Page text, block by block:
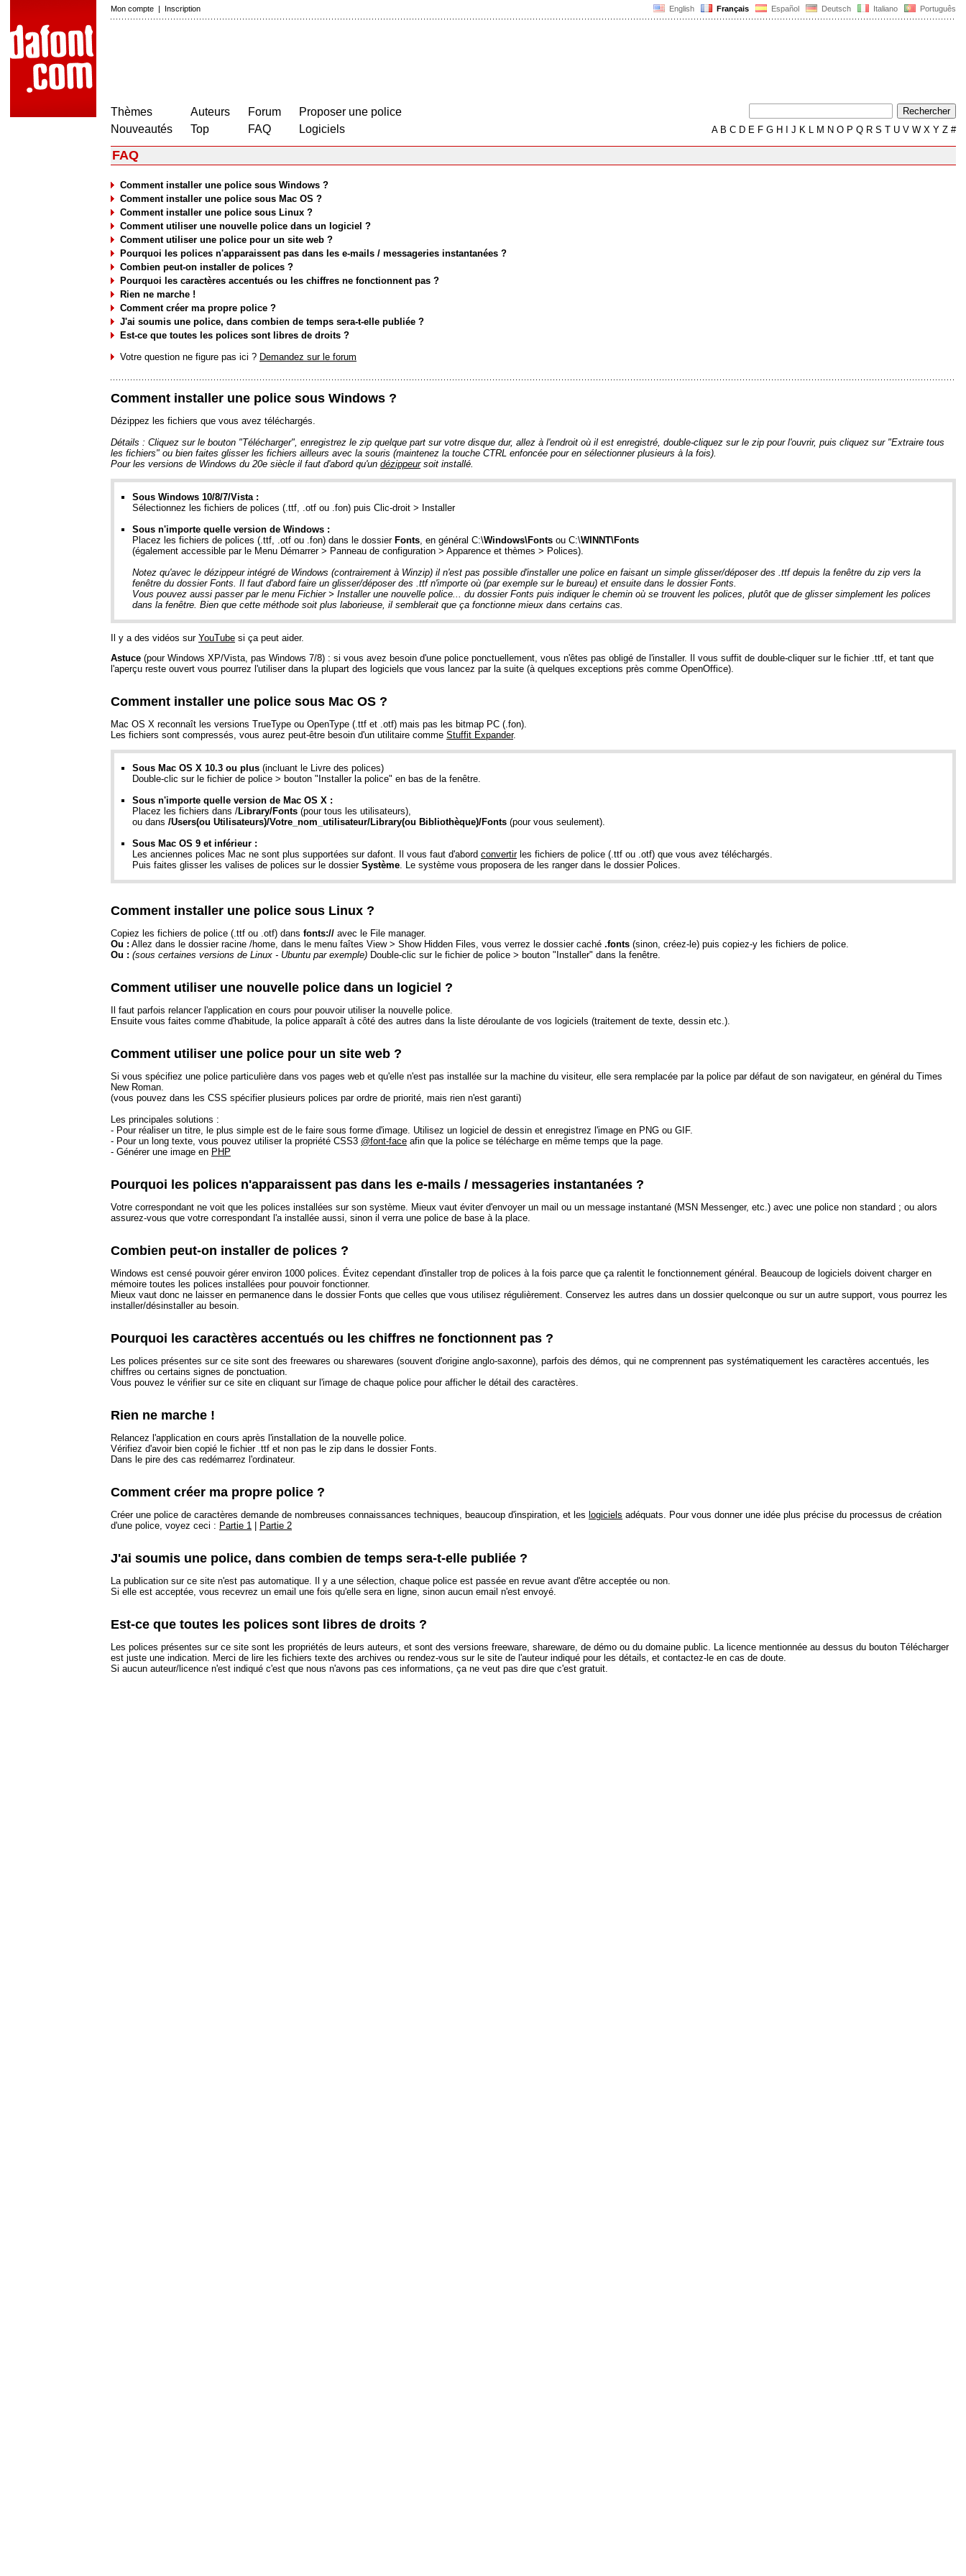
English Français Español Deutsch Italiano Português
Mon compte | Inscription
Thèmes
Nouveautés
Auteurs
Top
Forum
FAQ
Proposer une police
Logiciels
AB C D E F G H J K L M N O P Q R S T U V W X Y Z #
FAQ
Comment installer une police sous Windows ?
Comment installer une police sous Mac OS ?
Comment installer une police sous Linux ?
Comment utiliser une nouvelle police dans un logiciel ?
Comment utiliser une police pour un site web ?
Pourquoi les polices n'apparaissent pas dans les e-mails / messageries instantanées ?
Combien peut-on installer de polices ?
Pourquoi les caractères accentués ou les chiffres ne fonctionnent pas ?
Rien ne marche !
Comment créer ma propre police ?
J'ai soumis une police, dans combien de temps sera-t-elle publiée ?
Est-ce que toutes les polices sont libres de droits ?
Votre question ne figure pas ici ? Demandez sur le forum
Comment installer une police sous Windows ?
Dézippez les fichiers que vous avez téléchargés.
Détails : Cliquez sur le bouton "Télécharger", enregistrez le zip quelque part sur votre disque dur, allez à l'endroit où il est enregistré, double-cliquez sur le zip pour l'ouvrir, puis cliquez sur "Extraire tous
les fichiers" ou bien faites glisser les fichiers ailleurs avec la souris (maintenez la touche CTRL enfoncée pour en sélectionner plusieurs à la fois).
Pour les versions de Windows du 20e siècle il faut d'abord qu'un dézippeursoit installé.
Sous Windows 10/8/7/Vista :
Sélectionnez les fichiers de polices (.ttf, .otf ou .fon) puis Clic-droit > Installer
Sous n'importe quelle version de Windows :
Placez les fichiers de polices (.ttf, .otf ou .fon) dans le dossier Fonts, en général C:\Windows\Fonts ou C:\WINNT\Fonts
(également accessible par le Menu Démarrer > Panneau de configuration > Apparence et thèmes > Polices).
Notez qu'avec le dézippeur intégré de Windows (contrairement à Winzip) il n'est pas possible d'installer une police en faisant un simple glisser/déposer des .ttf depuis la fenêtre du zip vers la
fenêtre du dossier Fonts. Il faut d'abord faire un glisser/déposer des .ttf n'importe où (par exemple sur le bureau) et ensuite dans le dossier Fonts.
Vous pouvez aussi passer par le menu Fichier > Installer une nouvelle police... du dossier Fonts puis indiquer le chemin où se trouvent les polices, plutôt que de glisser simplement les polices
dans la fenêtre. Bien que cette méthode soit plus laborieuse, il semblerait que ça fonctionne mieux dans certains cas.
Il y a des vidéos sur YouTube si ça peut aider.
Astuce (pour Windows XP/Vista, pas Windows 7/8) : si vous avez besoin d'une police ponctuellement, vous n'êtes pas obligé de l'installer. Il vous suffit de double-cliquer sur le fichier .ttf, et tant que
l'aperçu reste ouvert vous pourrez l'utiliser dans la plupart des logiciels que vous lancez par la suite (à quelques exceptions près comme OpenOffice).
Comment installer une police sous Mac OS ?
Mac OS X reconnaît les versions TrueType ou OpenType (.ttf et .otf) mais pas les bitmap PC (.fon).
Les fichiers sont compressés, vous aurez peut-être besoin d'un utilitaire comme Stuffit Expander.
Sous Mac OS X 10.3 ou plus (incluant le Livre des polices)
Double-clic sur le fichier de police > bouton "Installer la police" en bas de la fenêtre.
Sous n'importe quelle version de Mac OS X :
Placez les fichiers dans /Library/Fonts (pour tous les utilisateurs),
ou dans /Users(ou Utilisateurs)/Votre_nom_utilisateur/Library(ou Bibliothèque)/Fonts (pour vous seulement).
Sous Mac OS 9 et inférieur :
Les anciennes polices Mac ne sont plus supportées sur dafont. Il vous faut d'abord convertirles fichiers de police (.ttf ou .otf) que vous avez téléchargés.
Puis faites glisser les valises de polices sur le dossier Système. Le système vous proposera de les ranger dans le dossier Polices.
Comment installer une police sous Linux ?
Copiez les fichiers de police (.ttf ou .otf) dans fonts:// avec le File manager.
Ou : Allez dans le dossier racine /home, dans le menu faîtes View > Show Hidden Files, vous verrez le dossier caché .fonts (sinon, créez-le) puis copiez-y les fichiers de police.
Ou : (sous certaines versions de Linux - Ubuntu par exemple) Double-clic sur le fichier de police > bouton "Installer" dans la fenêtre.
Comment utiliser une nouvelle police dans un logiciel ?
Il faut parfois relancer l'application en cours pour pouvoir utiliser la nouvelle police.
Ensuite vous faites comme d'habitude, la police apparaît à côté des autres dans la liste déroulante de vos logiciels (traitement de texte, dessin etc.).
Comment utiliser une police pour un site web ?
Si vous spécifiez une police particulière dans vos pages web et qu'elle n'est pas installée sur la machine du visiteur, elle sera remplacée par la police par défaut de son navigateur, en général du Times
New Roman.
(vous pouvez dans les CSS spécifier plusieurs polices par ordre de priorité, mais rien n'est garanti)
Les principales solutions :
- Pour réaliser un titre, le plus simple est de le faire sous forme d'image. Utilisez un logiciel de dessin et enregistrez l'image en PNG ou GIF.
- Pour un long texte, vous pouvez utiliser la propriété CSS3 @font-face afin que la police se télécharge en même temps que la page.
- Générer une image en PHP
Pourquoi les polices n'apparaissent pas dans les e-mails / messageries instantanées ?
Votre correspondant ne voit que les polices installées sur son système. Mieux vaut éviter d'envoyer un mail ou un message instantané (MSN Messenger, etc.) avec une police non standard ; ou alors
assurez-vous que votre correspondant l'a installée aussi, sinon il verra une police de base à la place.
Combien peut-on installer de polices ?
Windows est censé pouvoir gérer environ 1000 polices. Évitez cependant d'installer trop de polices à la fois parce que ça ralentit le fonctionnement général. Beaucoup de logiciels doivent charger en
mémoire toutes les polices installées pour pouvoir fonctionner.
Mieux vaut donc ne laisser en permanence dans le dossier Fonts que celles que vous utilisez régulièrement. Conservez les autres dans un dossier quelconque ou sur un autre support, vous pourrez les
installer/désinstaller au besoin.
Pourquoi les caractères accentués ou les chiffres ne fonctionnent pas ?
Les polices présentes sur ce site sont des freewares ou sharewares (souvent d'origine anglo-saxonne), parfois des démos, qui ne comprennent pas systématiquement les caractères accentués, les
chiffres ou certains signes de ponctuation.
Vous pouvez le vérifier sur ce site en cliquant sur l'image de chaque police pour afficher le détail des caractères.
Rien ne marche !
Relancez l'application en cours après l'installation de la nouvelle police.
Vérifiez d'avoir bien copié le fichier .ttf et non pas le zip dans le dossier Fonts.
Dans le pire des cas redémarrez l'ordinateur.
Comment créer ma propre police ?
Créer une police de caractères demande de nombreuses connaissances techniques, beaucoup d'inspiration, et les logiciels adéquats. Pour vous donner une idée plus précise du processus de création
d'une police, voyez ceci : Partie 1 Partie 2
J'ai soumis une police, dans combien de temps sera-t-elle publiée ?
La publication sur ce site n'est pas automatique. Il y a une sélection, chaque police est passée en revue avant d'être acceptée ou non.
Si elle est acceptée, vous recevrez un email une fois qu'elle sera en ligne, sinon aucun email n'est envoyé.
Est-ce que toutes les polices sont libres de droits ?
Les polices présentes sur ce site sont les propriétés de leurs auteurs, et sont des versions freeware, shareware, de démo ou du domaine public. La licence mentionnée au dessus du bouton Télécharger
est juste une indication. Merci de lire les fichiers texte des archives ou rendez-vous sur le site de l'auteur indiqué pour les détails, et contactez-le en cas de doute.
Si aucun auteur/licence n'est indiqué c'est que nous n'avons pas ces informations, ça ne veut pas dire que c'est gratuit.